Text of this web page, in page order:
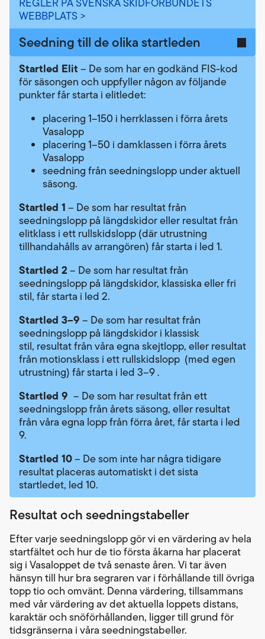
REGLER PÅ SVENSKA SKIDFÖRBUNDETS
WEBBPLATS >
Seedning till de olika startleden
Startled Elit– De som har en godkänd FIS-kod
för säsongen och uppfyller någon av följande
punkter får starta i elitledet:
placering 1–150 i herrklassen i förra årets
Vasalopp
placering 1–50 i damklassen i förra årets
Vasalopp
seedning från seedningslopp under aktuell
säsong.
Startled 1– De som har resultat från
seedningslopp på längdskidor eller resultat från
elitklass i ett rullskidslopp (där utrustning
tillhandahålls av arrangören) får starta i led 1.
Startled 2– De som har resultat från
seedningslopp på längdskidor, klassiska eller fri
stil, får starta i led 2.
Startled 3–9– De som har resultat från
seedningslopp på längdskidor i klassisk
stil, resultat från våra egna skejtlopp, eller resultat
från motionsklass i ett rullskidslopp (med egen
utrustning) får starta i led 3–9 .
Startled 9 – De som har resultat från ett
seedningslopp från årets säsong, eller resultat
från våra egna lopp från förra året, får starta i led
9.
Startled 10– De som inte har några tidigare
resultat placeras automatiskt i det sista
startledet, led 10.
Resultat och seedningstabeller
Efter varje seedningslopp gör vi en värdering av hela
startfältet och hur de tio första åkarna har placerat
sig i Vasaloppet de två senaste åren. Vi tar även
hänsyn till hur bra segraren var i förhållande till övriga
topp tio och omvänt. Denna värdering, tillsammans
med vår värdering av det aktuella loppets distans,
karaktär och snöförhållanden, ligger till grund för
tidsgränserna i våra seedningstabeller.